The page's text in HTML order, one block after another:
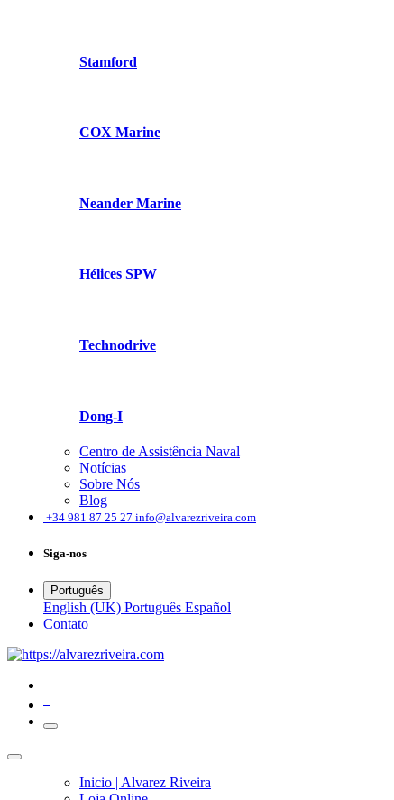
Stamford
COX Marine
Neander Marine
Hélices SPW
Technodrive
Dong-I
Centro de Assistência Naval
Notícias
Sobre Nós
Blog
+34 981 87 25 27 info@alvarezriveira.com
Siga-nos
Português
English (UK) Português Español
Contato
Inicio | Alvarez Riveira